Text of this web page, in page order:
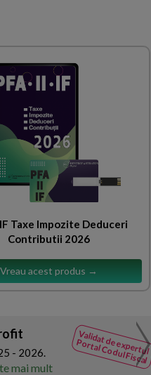
IF Taxe Impozite Deduceri
Contributii 2026
Vreau acest produs →
Validat de expertul
Portal Codul Fiscal
- 2026.
mai mult